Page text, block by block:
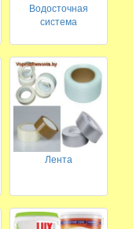
Водосточная
система
Лента